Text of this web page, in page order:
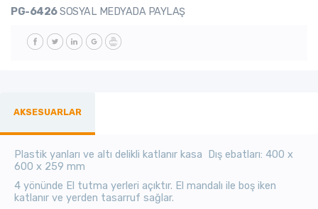
PG-6426SOSYAL MEDYADA PAYLAŞ
AKSESUARLAR
Plastik yanları ve altı delikli katlanır kasa Dış ebatları: 400 x
600 x 259 mm
4 yönünde El tutma yerleri açıktır. El mandalı ile boş iken
katlanır ve yerden tasarruf sağlar.